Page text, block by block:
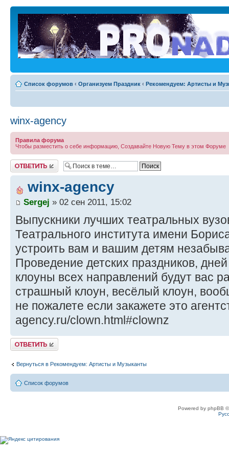
Список форумов ‹ Организуем Праздник ‹ Рекомендуем: Артисты и
winx-agency
Правила форума
Чтобы разместить о себе информацию, Создавайте Новую Тему в этом Форуме
Ответить
winx-agency
Sergej » 02 сен 2011, 15:02
Выпускники лучших театральных
Театрального института имени
устроить вам и вашим детям
Проведение детских праздников,
клоуны всех направлений будут вас
страшный клоун, весёлый клоун,
не пожалете если закажете это
agency.ru/clown.html#clownz
Ответить
Вернуться в Рекомендуем: Артисты и Музыканты
Список форумов
Powered by phpBB